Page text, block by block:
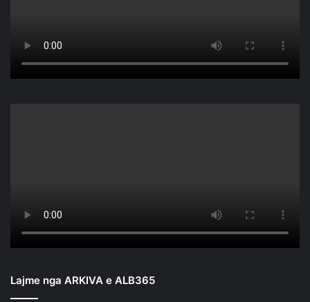
Lajme nga ARKIVA e ALB365